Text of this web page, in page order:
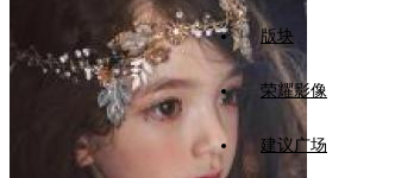
版块
荣耀影像
建议广场